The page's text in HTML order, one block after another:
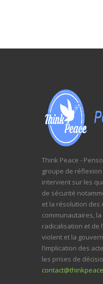
Think Peace -
groupe de réflexion
intervient sur les
de sécurité
et la résolution des
communautaires,
radicalisation et de
violent et la
l’implication des
les prises de